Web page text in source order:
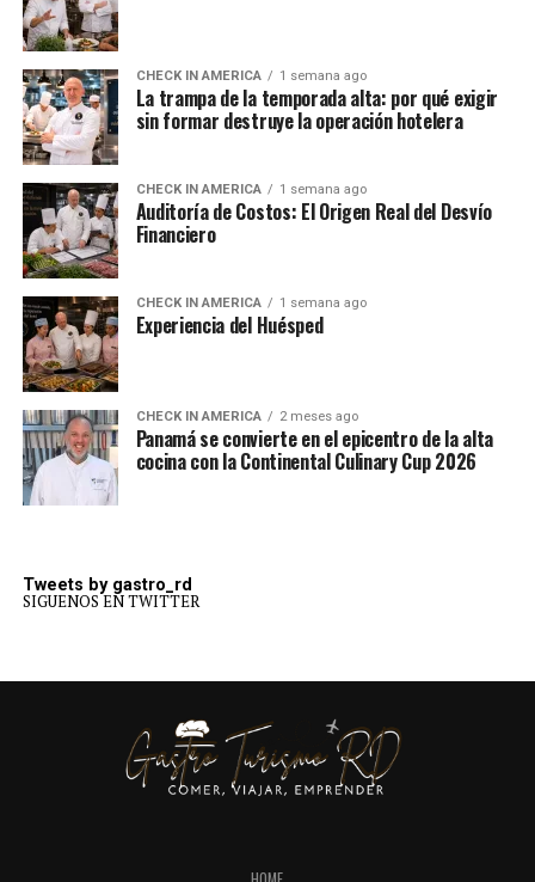
CHECK IN AMERICA 1 semana ago
La trampa de la temporada alta: por qué exigir
sin formar destruye la operación hotelera
CHECK IN AMERICA 1 semana ago
Auditoría de Costos: El Origen Real del Desvío
Financiero
CHECK IN AMERICA 1 semana ago
Experiencia del Huésped
CHECK IN AMERICA 2 meses ago
Panamá se convierte en el epicentro de la alta
cocina con la Continental Culinary Cup 2026
Tweets by gastro_rd
SIGUENOS EN TWITTER